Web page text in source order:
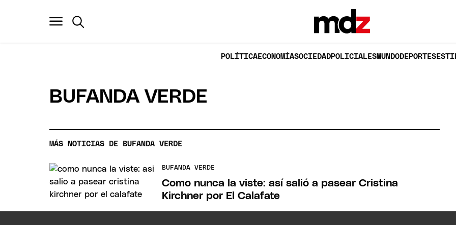
POLÍTICAECONOMÍASOCIEDADPOLICIALESMUNDODEPORTES
BUFANDA VERDE
MÁS NOTICIAS DE BUFANDA VERDE
BUFANDA VERDE
Como nunca la viste: así salió a pasear Cristina
Kirchner por El Calafate